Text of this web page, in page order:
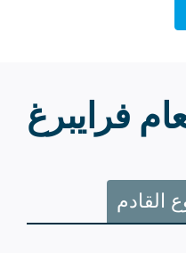
فرايبرغ
القادم